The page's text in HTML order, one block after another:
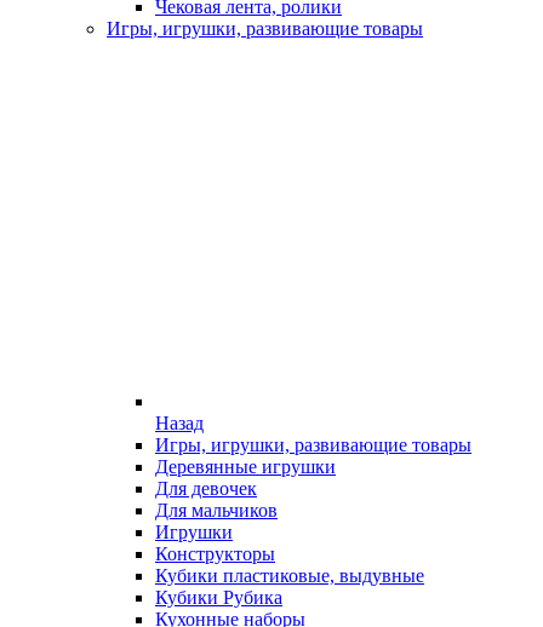
Чековая лента, ролики
Игры, игрушки, развивающие товары
Назад
Игры, игрушки, развивающие товары
Деревянные игрушки
Для девочек
Для мальчиков
Игрушки
Конструкторы
Кубики пластиковые, выдувные
Кубики Рубика
Кухонные наборы